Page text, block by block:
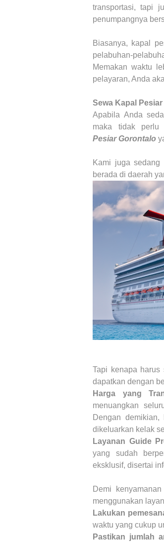
transportasi, tapi
penumpangnya
Biasanya, kapal
pelabuhan-
Memakan waktu
pelayaran, Anda
Sewa Kapal Pesiar
Apabila Anda
maka tidak perlu
Pesiar Gorontalo
Kami juga
berada di daerah
Tapi kenapa
dapatkan dengan
Harga yang
menuangkan
Dengan
dikeluarkan kelak
Layanan Guide
yang sudah
eksklusif, disertai
Demi
menggunakan
Lakukan
waktu yang cukup
Pastikan jumlah